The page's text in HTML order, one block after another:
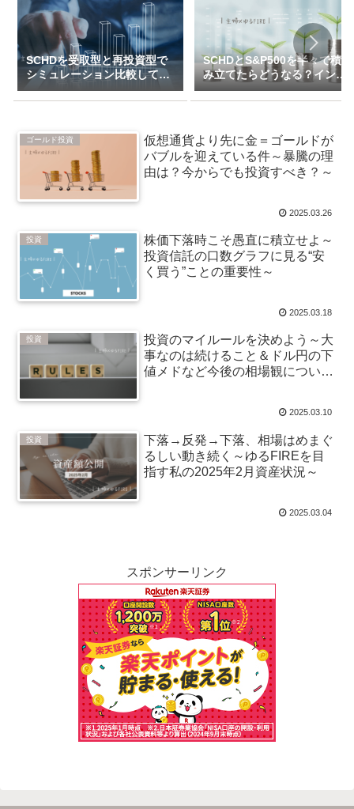
SCHDを受取型と再投資型で
シミュレーション比較してみ
た（一括＆特定口座で3万～
10万積立）
SCHDとS&P500を半々で積
み立てたらどうなる？インデ
ックス×高配当のハイブリッ
ド投資戦略
ゴールド投資
仮想通貨より先に金＝ゴールドが
バブルを迎えている件～暴騰の理
由は？今からでも投資すべき？～
2025.03.26
投資
株価下落時こそ愚直に積立せよ～
投資信託の口数グラフに見る“安
く買う”ことの重要性～
2025.03.18
投資
投資のマイルールを決めよう～大
事なのは続けること＆ドル円の下
値メドなど今後の相場観について
2025.03.10
投資
下落→反発→下落、相場はめまぐ
るしい動き続く～ゆるFIREを目
指す私の2025年2月資産状況～
2025.03.04
スポンサーリンク